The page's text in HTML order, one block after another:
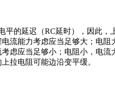
电平的延迟（RC延时），因
电流能力考虑应当足够大；
考虑应当足够小；电阻小，
拉电阻可能边沿变平缓。